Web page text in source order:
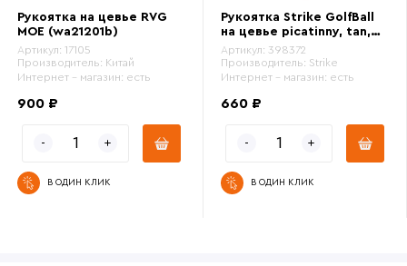
Рукоятка на цевье RVG
MOE (wa21201b)
Артикул: 17105
Производитель: Китай
Интернет - магазин: есть
900 ₽
В ОДИН КЛИК
Рукоятка Strike GolfBall
на цевье picatinny, tan,
3D печать пластик
Артикул: 398372
Производитель: Strike
Интернет - магазин: есть
660 ₽
В ОДИН КЛИК